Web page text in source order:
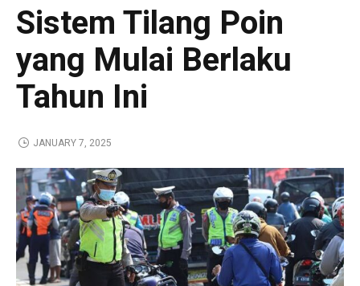
Sistem Tilang Poin
yang Mulai Berlaku
Tahun Ini
JANUARY 7, 2025